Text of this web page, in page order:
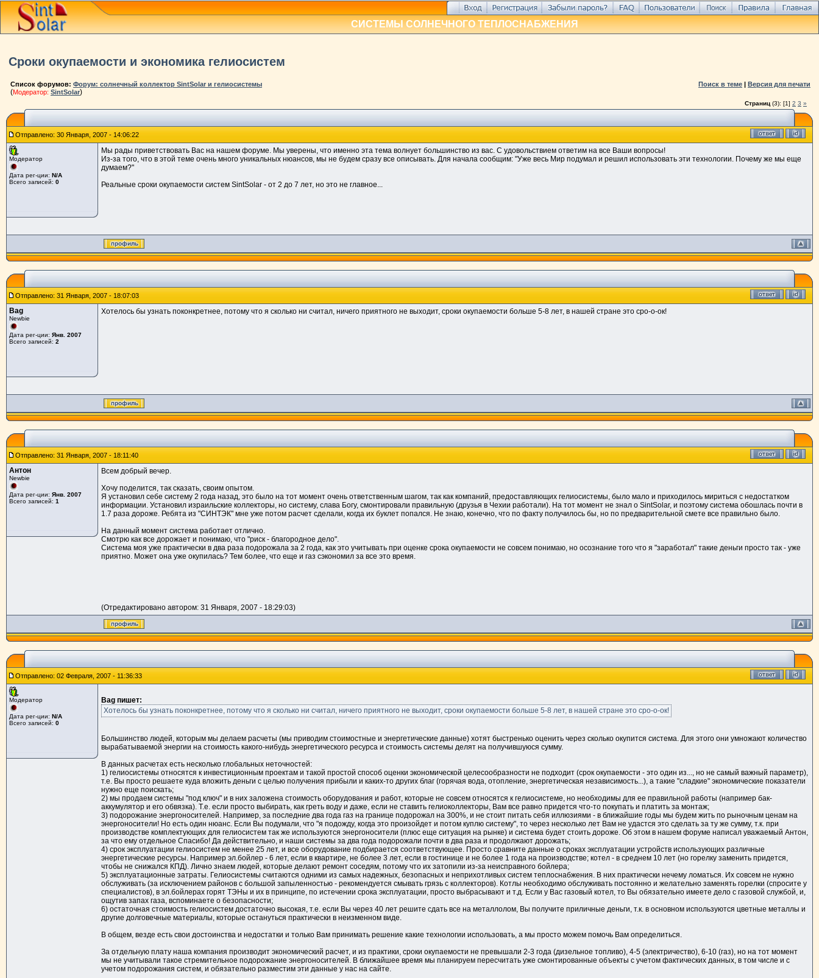
СИСТЕМЫ СОЛНЕЧНОГО ТЕПЛОСНАБЖЕНИЯ
Сроки окупаемости и экономика гелиосистем
Список форумов: Форум: солнечный коллектор SintSolar и гелиосистемы
(Модератор: SintSolar)
Поиск в теме | Версия для печати
Страниц (3): [1] 2 3 »
Отправлено: 30 Января, 2007 - 14:06:22
Модератор
Дата рег-ции: N/A
Всего записей: 0
Мы рады приветствовать Вас на нашем форуме. Мы уверены, что именно эта тема волнует большинство из вас. С удовольствием ответим на все Ваши вопросы!
Из-за того, что в этой теме очень много уникальных нюансов, мы не будем сразу все описывать. Для начала сообщим: "Уже весь Мир подумал и решил использовать эти технологии. Почему же мы еще
думаем?"
Реальные сроки окупаемости систем SintSolar - от 2 до 7 лет, но это не главное...
Отправлено: 31 Января, 2007 - 18:07:03
Bag
Newbie
Дата рег-ции: Янв. 2007
Всего записей: 2
Хотелось бы узнать поконкретнее, потому что я сколько ни считал, ничего приятного не выходит, сроки окупаемости больше 5-8 лет, в нашей стране это сро-о-ок!
Отправлено: 31 Января, 2007 - 18:11:40
Антон
Newbie
Дата рег-ции: Янв. 2007
Всего записей: 1
Всем добрый вечер.
Хочу поделится, так сказать, своим опытом.
Я установил себе систему 2 года назад, это было на тот момент очень ответственным шагом, так как компаний, предоставляющих гелиосистемы, было мало и приходилось мириться с недостатком
информации. Установил израильские коллекторы, но систему, слава Богу, смонтировали правильную (друзья в Чехии работали). На тот момент не знал о SintSolar, и поэтому система обошлась почти в
1.7 раза дороже. Ребята из "СИНТЭК" мне уже потом расчет сделали, когда их буклет попался. Не знаю, конечно, что по факту получилось бы, но по предварительной смете все правильно было.
На данный момент система работает отлично.
Смотрю как все дорожает и понимаю, что "риск - благородное дело".
Система моя уже практически в два раза подорожала за 2 года, как это учитывать при оценке срока окупаемости не совсем понимаю, но осознание того что я "заработал" такие деньги просто так - уже
приятно. Может она уже окупилась? Тем более, что еще и газ сэкономил за все это время.
(Отредактировано автором: 31 Января, 2007 - 18:29:03)
Отправлено: 02 Февраля, 2007 - 11:36:33
Модератор
Дата рег-ции: N/A
Всего записей: 0
Bag пишет:
Хотелось бы узнать поконкретнее, потому что я сколько ни считал, ничего приятного не выходит, сроки окупаемости больше 5-8 лет, в нашей стране это сро-о-ок!
Большинство людей, которым мы делаем расчеты (мы приводим стоимостные и энергетические данные) хотят быстренько оценить через сколько окупится система. Для этого они умножают количество
вырабатываемой энергии на стоимость какого-нибудь энергетического ресурса и стоимость системы делят на получившуюся сумму.
В данных расчетах есть несколько глобальных неточностей:
1) гелиосистемы относятся к инвестиционным проектам и такой простой способ оценки экономической целесообразности не подходит (срок окупаемости - это один из..., но не самый важный параметр),
т.е. Вы просто решаете куда вложить деньги с целью получения прибыли и каких-то других благ (горячая вода, отопление, энергетическая независимость...), а такие "сладкие" экономические показатели
нужно еще поискать;
2) мы продаем системы "под ключ" и в них заложена стоимость оборудования и работ, которые не совсем относятся к гелиосистеме, но необходимы для ее правильной работы (например бак-
аккумулятор и его обвязка). Т.е. если просто выбирать, как греть воду и даже, если не ставить гелиоколлекторы, Вам все равно придется что-то покупать и платить за монтаж;
3) подорожание энергоносителей. Например, за последние два года газ на границе подорожал на 300%, и не стоит питать себя иллюзиями - в ближайшие годы мы будем жить по рыночным ценам на
энергоносители! Но есть один нюанс. Если Вы подумали, что "я подожду, когда это произойдет и потом куплю систему", то через несколько лет Вам не удастся это сделать за ту же сумму, т.к. при
производстве комплектующих для гелиосистем так же используются энергоносители (плюс еще ситуация на рынке) и система будет стоить дороже. Об этом в нашем форуме написал уважаемый Антон,
за что ему отдельное Спасибо! Да действительно, и наши системы за два года подорожали почти в два раза и продолжают дорожать;
4) срок эксплуатации гелиосистем не менее 25 лет, и все оборудование подбирается соответствующее. Просто сравните данные о сроках эксплуатации устройств использующих различные
энергетические ресурсы. Например эл.бойлер - 6 лет, если в квартире, не более 3 лет, если в гостинице и не более 1 года на производстве; котел - в среднем 10 лет (но горелку заменить придется,
чтобы не снижался КПД). Лично знаем людей, которые делают ремонт соседям, потому что их затопили из-за неисправного бойлера;
5) эксплуатационные затраты. Гелиосистемы считаются одними из самых надежных, безопасных и неприхотливых систем теплоснабжения. В них практически нечему ломаться. Их совсем не нужно
обслуживать (за исключением районов с большой запыленностью - рекомендуется смывать грязь с коллекторов). Котлы необходимо обслуживать постоянно и желательно заменять горелки (спросите у
специалистов), в эл.бойлерах горят ТЭНы и их в принципе, по истечении срока эксплуатации, просто выбрасывают и т.д. Если у Вас газовый котел, то Вы обязательно имеете дело с газовой службой, и,
ощутив запах газа, вспоминаете о безопасности;
6) остаточная стоимость гелиосистем достаточно высокая, т.е. если Вы через 40 лет решите сдать все на металлолом, Вы получите приличные деньги, т.к. в основном используются цветные металлы и
другие долговечные материалы, которые остануться практически в неизменном виде.
В общем, везде есть свои достоинства и недостатки и только Вам принимать решение какие технологии использовать, а мы просто можем помочь Вам определиться.
За отдельную плату наша компания производит экономический расчет, и из практики, сроки окупаемости не превышали 2-3 года (дизельное топливо), 4-5 (электричество), 6-10 (газ), но на тот момент
мы не учитывали такое стремительное подорожание энергоносителей. В ближайшее время мы планируем пересчитать уже смонтированные объекты с учетом фактических данных, в том числе и с
учетом подорожания систем, и обязательно разместим эти данные у нас на сайте.